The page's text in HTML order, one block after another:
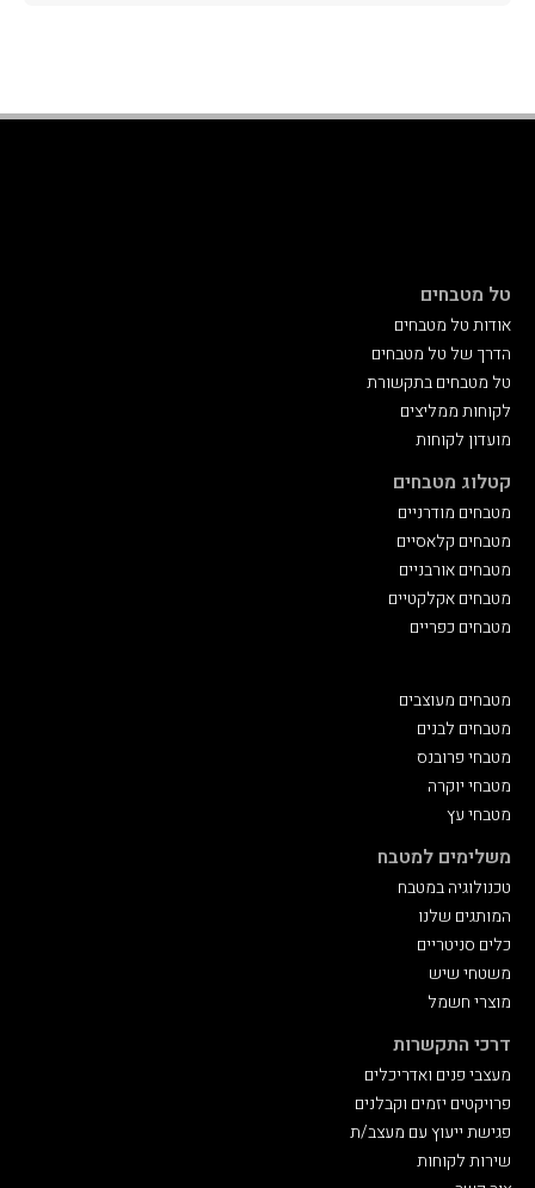
טל מטבחים
אודות טל מטבחים
הדרך של טל מטבחים
טל מטבחים בתקשורת
לקוחות ממליצים
מועדון לקוחות
קטלוג מטבחים
מטבחים מודרניים
מטבחים קלאסיים
מטבחים אורבניים
מטבחים אקלקטיים
מטבחים כפריים
מטבחים מעוצבים
מטבחים לבנים
מטבחי פרובנס
מטבחי יוקרה
מטבחי עץ
משלימים למטבח
טכנולוגיה במטבח
המותגים שלנו
כלים סניטריים
משטחי שיש
מוצרי חשמל
דרכי התקשרות
מעצבי פנים ואדריכלים
פרויקטים יזמים וקבלנים
פגישת ייעוץ עם מעצב/ת
שירות לקוחות